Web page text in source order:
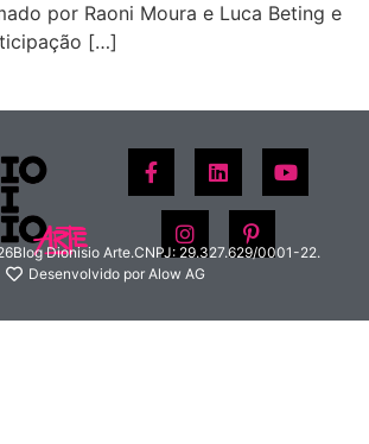
por Raoni Moura e Luca Beting e
[…]
Blog Dionisio Arte.CNPJ: 29.327.629/0001-22.
Desenvolvido por Alow AG